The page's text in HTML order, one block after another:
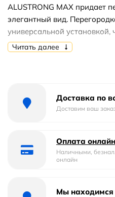
ALUSTRONG MAX придает
элегантный вид.
универсальной установкой,
монтировать её даже в
герметичности 3
создавая комфортное
перегородкой, позволяя
загрязнений.
эксплуатации 15 лет и
Читать далее
Доставка по
Доставим ваш
Оплата онлайн
Наличными,
онлайн
Мы находимся